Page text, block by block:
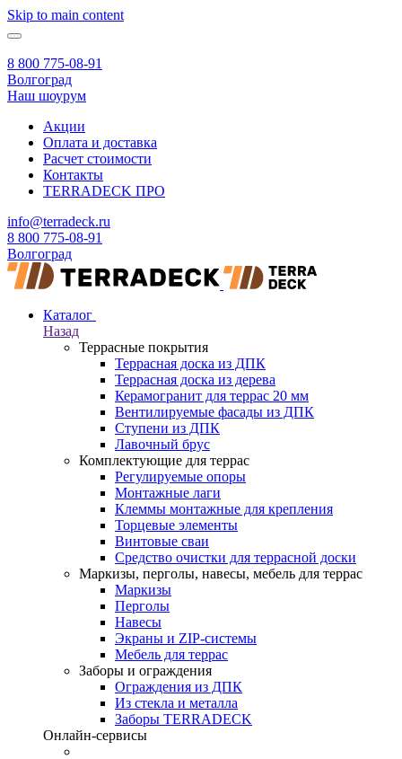
Skip to main content
8 800 775-08-91
Волгоград
Наш шоурум
Акции
Оплата и доставка
Расчет стоимости
Контакты
TERRADECK ПРО
info@terradeck.ru
8 800 775-08-91
Волгоград
Каталог
Назад
Террасные покрытия
Террасная доска из ДПК
Террасная доска из дерева
Керамогранит для террас 20 мм
Вентилируемые фасады из ДПК
Ступени из ДПК
Лавочный брус
Комплектующие для террас
Регулируемые опоры
Монтажные лаги
Клеммы монтажные для крепления
Торцевые элементы
Винтовые сваи
Средство очистки для террасной доски
Маркизы, перголы, навесы, мебель для террас
Маркизы
Перголы
Навесы
Экраны и ZIP-системы
Мебель для террас
Заборы и ограждения
Ограждения из ДПК
Из стекла и металла
Заборы TERRADECK
Онлайн-сервисы